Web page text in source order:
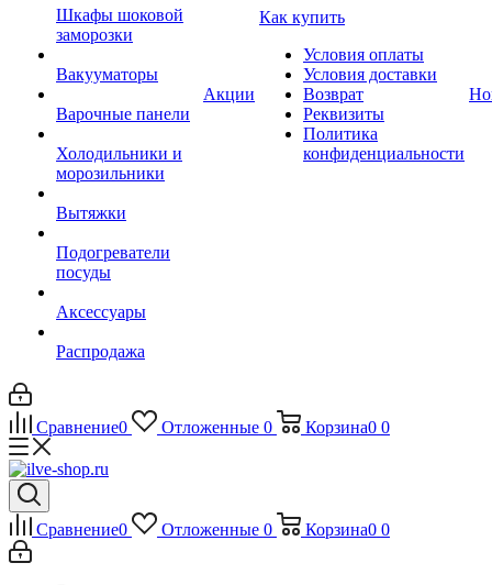
Шкафы шоковой
заморозки
Вакууматоры
Варочные панели
Холодильники и
морозильники
Вытяжки
Подогреватели
посуды
Аксессуары
Распродажа
Акции
Как купить
Условия оплаты
Условия доставки
Возврат
Реквизиты
Политика
конфиденциальности
Сравнение0 Отложенные 0 Корзина0 0
Сравнение0 Отложенные 0 Корзина0 0